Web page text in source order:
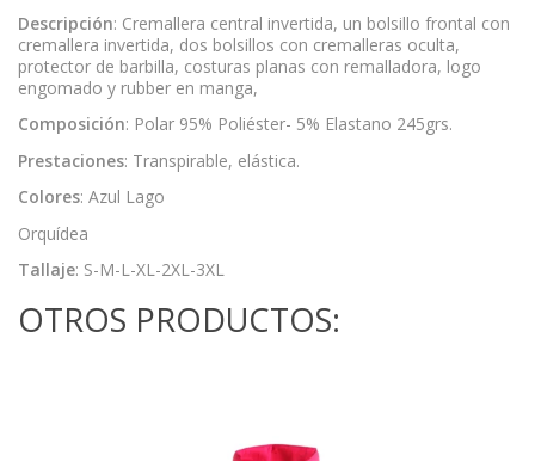
Descripción: Cremallera central invertida, un bolsillo frontal con
cremallera invertida, dos bolsillos con cremalleras oculta,
protector de barbilla, costuras planas con remalladora, logo
engomado y rubber en manga,
Composición: Polar 95% Poliéster- 5% Elastano 245grs.
Prestaciones: Transpirable, elástica.
Colores: Azul Lago
Orquídea
Tallaje: S-M-L-XL-2XL-3XL
OTROS PRODUCTOS: